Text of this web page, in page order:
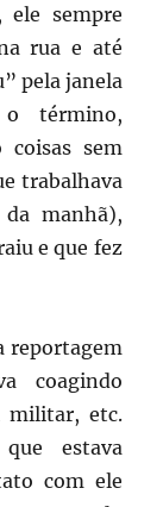
ele sempre
rua e até
pela janela
término,
coisas sem
trabalhava
manhã),
e que fez
reportagem
coagindo
militar, etc.
estava
com ele